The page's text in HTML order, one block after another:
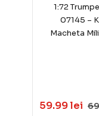
1:72
07145 –
Macheta
59.99 lei